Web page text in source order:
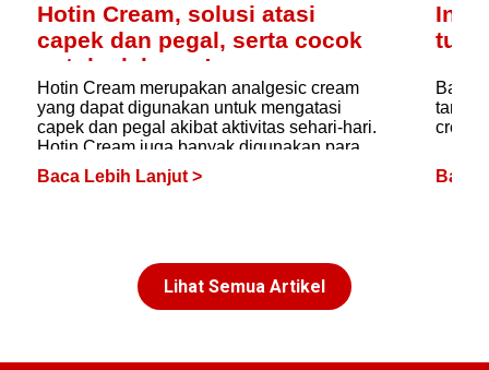
Hotin Cream, solusi atasi
capek dan pegal, serta cocok
untuk olahraga!
Hotin Cream merupakan analgesic cream
yang dapat digunakan untuk mengatasi
capek dan pegal akibat aktivitas sehari-hari.
Hotin Cream juga banyak digunakan para
atlet untuk pemanasan sebelum olahraga
dan untuk mengatasi pegal-pegal setelah
Baca Lebih Lanjut >
Bagi
Baca
Lihat Semua Artikel